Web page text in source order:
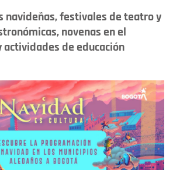
navideñas, festivales de teatro y
novenas en el
actividades de educación